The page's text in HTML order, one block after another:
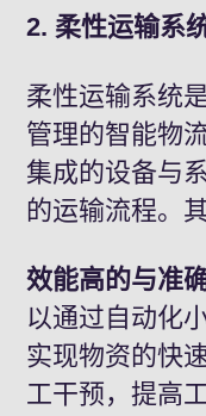
2. 柔性运输系
柔性运输系统
管理的智能物
集成的设备与
的运输流程。
效能高的与准
以通过自动化
实现物资的快
工干预，提高